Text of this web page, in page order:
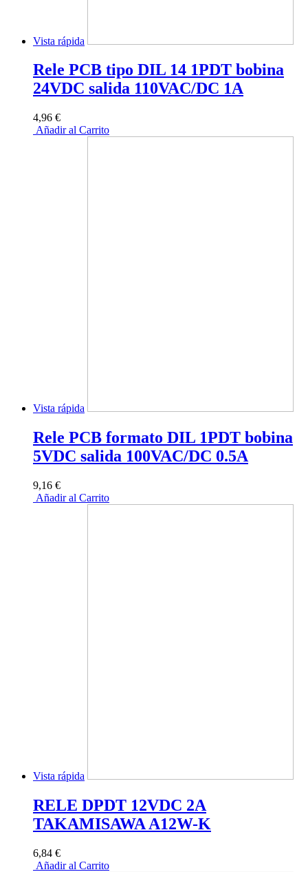
Vista rápida
Rele PCB tipo DIL 14 1PDT bobina
24VDC salida 110VAC/DC 1A
4,96 €
Añadir al Carrito
Vista rápida
Rele PCB formato DIL 1PDT bobina
5VDC salida 100VAC/DC 0.5A
9,16 €
Añadir al Carrito
Vista rápida
RELE DPDT 12VDC 2A
TAKAMISAWA A12W-K
6,84 €
Añadir al Carrito